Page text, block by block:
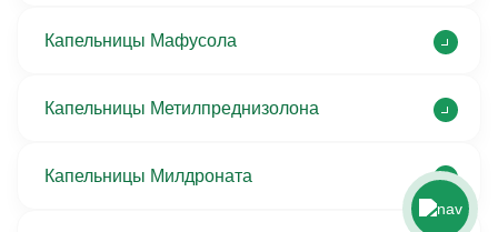
Капельницы Мафусола
Капельницы Метилпреднизолона
Капельницы Милдроната